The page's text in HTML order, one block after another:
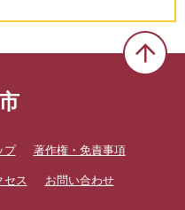
プ 著作権・免責事項
セス お問い合わせ